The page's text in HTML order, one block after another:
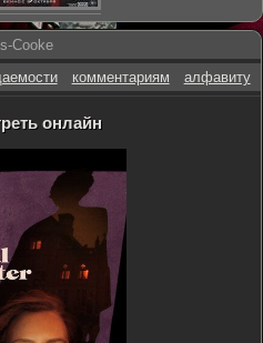
Cooke
комментариям алфавиту
онлайн